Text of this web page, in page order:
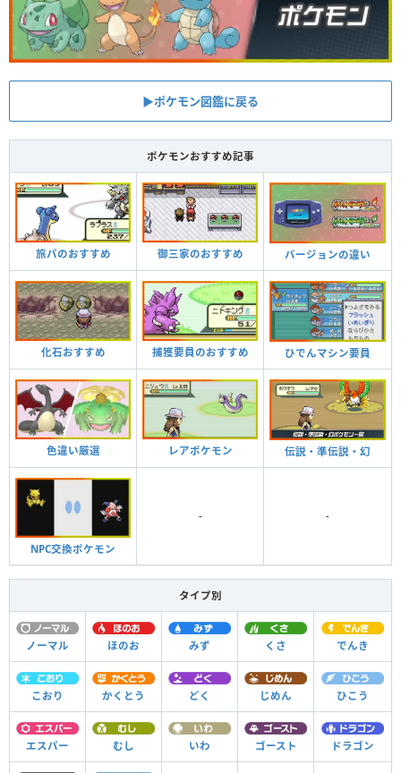
▶︎ポケモン図鑑に戻る
ポケモンおすすめ記事
旅パのおすすめ 御三家のおすすめ バージョンの違い
化石おすすめ 捕獲要員のおすすめ ひでんマシン要員
色違い厳選 レアポケモン 伝説・準伝説・幻
NPC交換ポケモン
- -
タイプ別
ノーマル ほのお みず くさ でんき
こおり かくとう どく じめん ひこう
エスパー むし いわ ゴースト ドラゴン